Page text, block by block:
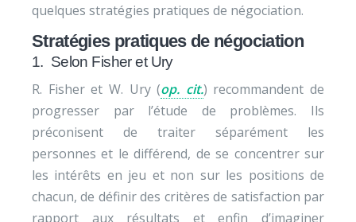
quelques stratégies pratiques de négociation.
Stratégies pratiques de négociation
1. Selon Fisher et Ury
R. Fisher et W. Ury (op. cit.) recommandent de
progresser par l’étude de problèmes. Ils
préconisent de traiter séparément les
personnes et le différend, de se concentrer sur
les intérêts en jeu et non sur les positions de
chacun, de définir des critères de satisfaction par
rapport aux résultats et enfin d’imaginer